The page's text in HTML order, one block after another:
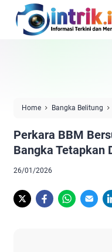
Home Bangka Belitung
Perkara BBM
Bangka Tetapkan
26/01/2026